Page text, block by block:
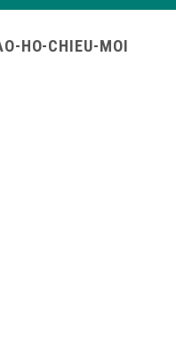
HO-CHIEU-MOI